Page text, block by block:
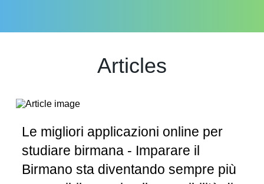
Articles
Le migliori applicazioni online per
studiare birmana - Imparare il
Birmano sta diventando sempre più